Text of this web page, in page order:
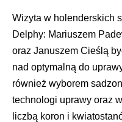
Wizyta w holenderskich
Delphy: Mariuszem
oraz Januszem Cieślą
nad optymalną do
również wyborem
technologi uprawy oraz
liczbą koron i